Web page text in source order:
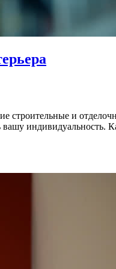
строительные и
индивидуальность.